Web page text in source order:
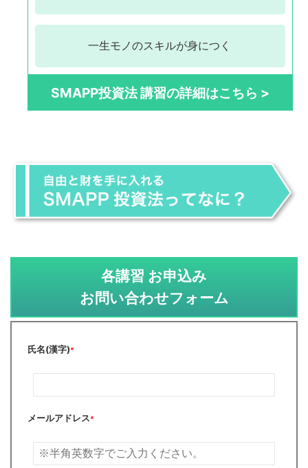
一生モノのスキルが身につく
SMAPP投資法 講習の詳細はこちら >
各講習 お申込み
お問い合わせフォーム
氏名(漢字)*
メールアドレス*